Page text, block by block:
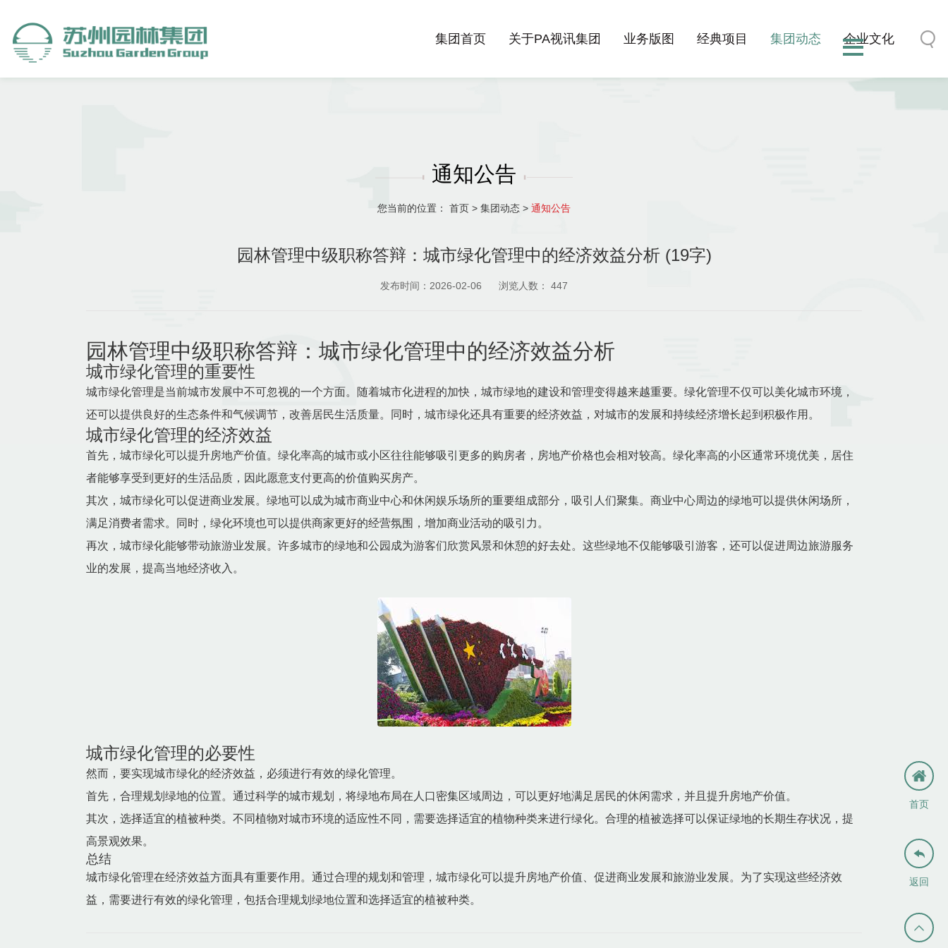
集团首页 关于PA视讯集团 业务版图 经典项目 集团动态 企业文化
通知公告
您当前的位置： 首页 > 集团动态 > 通知公告
园林管理中级职称答辩：城市绿化管理中的经济效益分析 (19字)
发布时间：2026-02-06 浏览人数： 447
园林管理中级职称答辩：城市绿化管理中的经济效益分析
城市绿化管理的重要性
城市绿化管理是当前城市发展中不可忽视的一个方面。随着城市化进程的加快，城市绿地的建设和管理变得越来越重要。绿化管理不仅可以美化城市环境，
还可以提供良好的生态条件和气候调节，改善居民生活质量。同时，城市绿化还具有重要的经济效益，对城市的发展和持续经济增长起到积极作用。
城市绿化管理的经济效益
首先，城市绿化可以提升房地产价值。绿化率高的城市或小区往往能够吸引更多的购房者，房地产价格也会相对较高。绿化率高的小区通常环境优美，居住
者能够享受到更好的生活品质，因此愿意支付更高的价值购买房产。
其次，城市绿化可以促进商业发展。绿地可以成为城市商业中心和休闲娱乐场所的重要组成部分，吸引人们聚集。商业中心周边的绿地可以提供休闲场所，
满足消费者需求。同时，绿化环境也可以提供商家更好的经营氛围，增加商业活动的吸引力。
再次，城市绿化能够带动旅游业发展。许多城市的绿地和公园成为游客们欣赏风景和休憩的好去处。这些绿地不仅能够吸引游客，还可以促进周边旅游服务
业的发展，提高当地经济收入。
城市绿化管理的必要性
然而，要实现城市绿化的经济效益，必须进行有效的绿化管理。
首先，合理规划绿地的位置。通过科学的城市规划，将绿地布局在人口密集区域周边，可以更好地满足居民的休闲需求，并且提升房地产价值。
其次，选择适宜的植被种类。不同植物对城市环境的适应性不同，需要选择适宜的植物种类来进行绿化。合理的植被选择可以保证绿地的长期生存状况，提
高景观效果。
总结
城市绿化管理在经济效益方面具有重要作用。通过合理的规划和管理，城市绿化可以提升房地产价值、促进商业发展和旅游业发展。为了实现这些经济效
益，需要进行有效的绿化管理，包括合理规划绿地位置和选择适宜的植被种类。
首页


返回